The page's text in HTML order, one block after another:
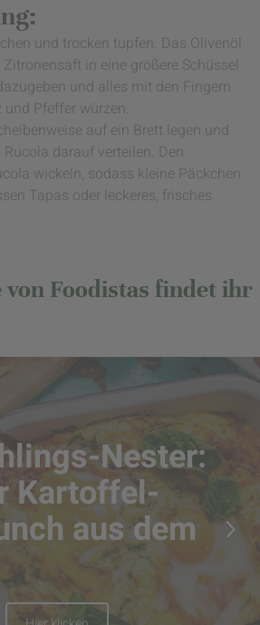
und trocken tupfen. Das Olivenöl
in eine größere Schüssel
und alles mit den Fingern
Pfeffer würzen.
auf ein Brett legen und
darauf verteilen. Den
wickeln, sodass kleine Päckchen
Tapas oder leckeres, frisches
von Foodistas findet ihr
Nester:
Kartoffel-
aus dem